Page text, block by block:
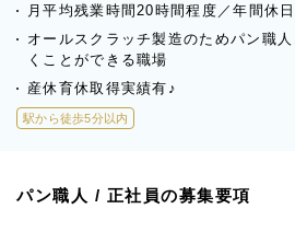
月平均残業時間20時間程度／年間休
オールスクラッチ製造のためパン職
くことができる職場
産休育休取得実績有♪
駅から徒歩5分以内
パン職人 / 正社員の募集要項